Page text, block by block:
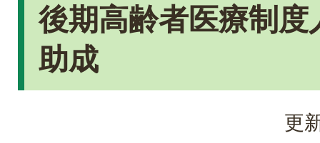
後期高齢者医療制
助成
更